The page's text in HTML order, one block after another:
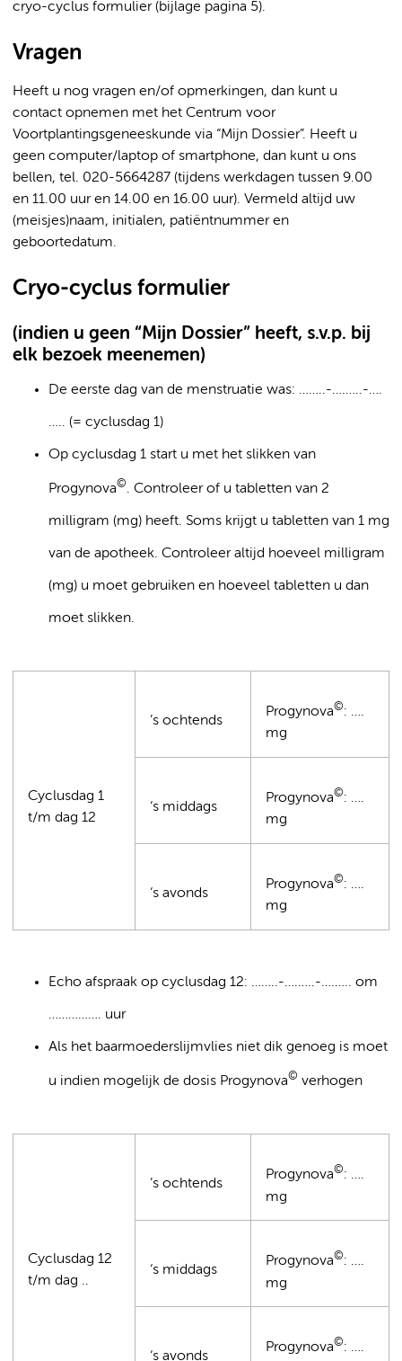
cryo-cyclus formulier (bijlage pagina 5).
Vragen
Heeft u nog vragen en/of opmerkingen, dan kunt u
contact opnemen met het Centrum voor
Voortplantingsgeneeskunde via “Mijn Dossier”. Heeft u
geen computer/laptop of smartphone, dan kunt u ons
bellen, tel. 020-5664287 (tijdens werkdagen tussen 9.00
en 11.00 uur en 14.00 en 16.00 uur). Vermeld altijd uw
(meisjes)naam, initialen, patiëntnummer en
geboortedatum.
Cryo-cyclus formulier
(indien u geen “Mijn Dossier” heeft, s.v.p. bij
elk bezoek meenemen)
De eerste dag van de menstruatie was: ……..-….…..-….
….. (= cyclusdag 1)
Op cyclusdag 1 start u met het slikken van
Progynova©. Controleer of u tabletten van 2
milligram (mg) heeft. Soms krijgt u tabletten van 1 mg
van de apotheek. Controleer altijd hoeveel milligram
(mg) u moet gebruiken en hoeveel tabletten u dan
moet slikken.
Cyclusdag 1
t/m dag 12
’s ochtends
Progynova©: ….
mg
‘s middags
Progynova©: ….
mg
‘s avonds
Progynova©: ….
mg
Echo afspraak op cyclusdag 12: ……..-….…..-….….. om
……………. uur
Als het baarmoederslijmvlies niet dik genoeg is moet
u indien mogelijk de dosis Progynova© verhogen
Cyclusdag 12
t/m dag ..
’s ochtends
Progynova©: ….
mg
‘s middags
Progynova©: ….
mg
‘s avonds
Progynova©: ….